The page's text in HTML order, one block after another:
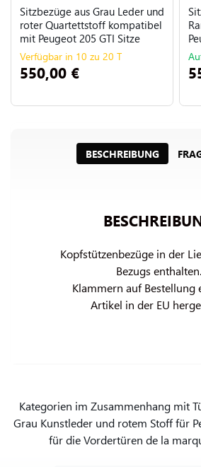
Sitzbezüge aus Grau Leder und
roter Quartettstoff kompatibel
mit Peugeot 205 GTI Sitze
Verfügbar in 10 zu 20 T
550,00 €
BESCHREIBUNG
Kopfstützenbezüge in der
Bezugs enthalten.
Klammern auf Bestellung
Artikel in der EU
Kategorien im Zusammenhang mit
Grau Kunstleder und rotem Stoff für
für die Vordertüren de la